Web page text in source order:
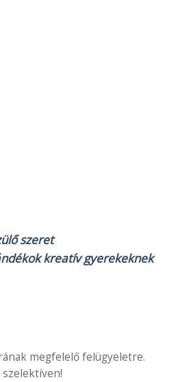
szeret
kreatív gyerekeknek
megfelelő felügyeletre.